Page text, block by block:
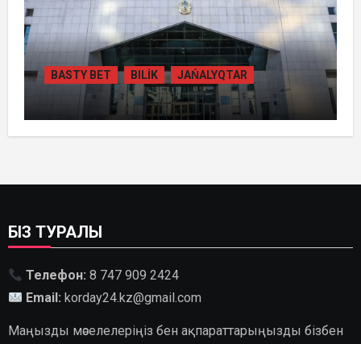
BASTY BET BILİK JAŃALYQTAR
ҚАЗАҚСТАНДА
ГИДРОЭНЕРГЕТИКАНЫ ДАМЫТУДЫҢ
БІЗ ТУРАЛЫ
Телефон: 8 747 909 2424
Email: korday24.kz@gmail.com
Маңызды мәселелеріңіз бен ақпараттарыңызды бізбен